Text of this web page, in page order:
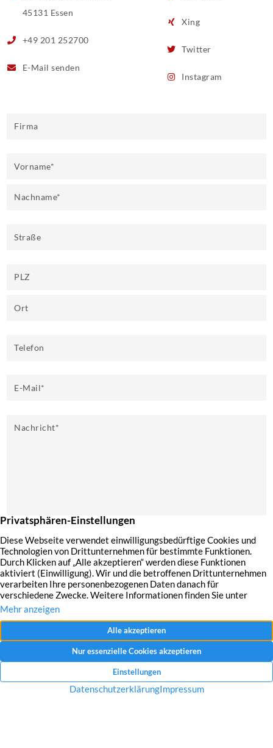
45131 Essen
+49 201 252700
E-Mailsenden
Xing
Twitter
Instagram
Firma
Vorname*
Nachname*
Straße
PLZ
Ort
Telefon
E-Mail*
Nachricht*
Mit dem Absenden Ihrer Anfrage erklären Sie sich mit der Erfassung, Speicherung
und Verwendung Ihrer angegebenen Daten zum Zweck der Bearbeitung Ihrer
Datenschutzerklärung und Widerrufshinweise